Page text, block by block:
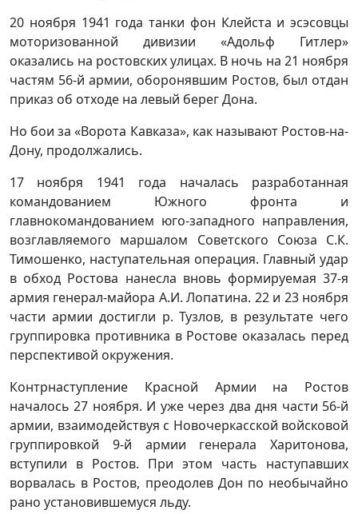
20 ноября 1941 года танки фон Клейста и эсэсовцы
моторизованной дивизии «Адольф Гитлер»
оказались на ростовских улицах. В ночь на 21 ноября
частям 56-й армии, оборонявшим Ростов, был отдан
приказ об отходе на левый берег Дона.
Но бои за «Ворота Кавказа», как называют Ростов-на-
Дону, продолжались.
17 ноября 1941 года началась разработанная
командованием Южного фронта и
главнокомандованием юго-западного направления,
возглавляемого маршалом Советского Союза С.К.
Тимошенко, наступательная операция. Главный удар
в обход Ростова нанесла вновь формируемая 37-я
армия генерал-майора А.И. Лопатина. 22 и 23 ноября
части армии достигли р. Тузлов, в результате чего
группировка противника в Ростове оказалась перед
перспективой окружения.
Контрнаступление Красной Армии на Ростов
началось 27 ноября. И уже через два дня части 56-й
армии, взаимодействуя с Новочеркасской войсковой
группировкой 9-й армии генерала Харитонова,
вступили в Ростов. При этом часть наступавших
ворвалась в Ростов, преодолев Дон по необычайно
рано установившемуся льду.